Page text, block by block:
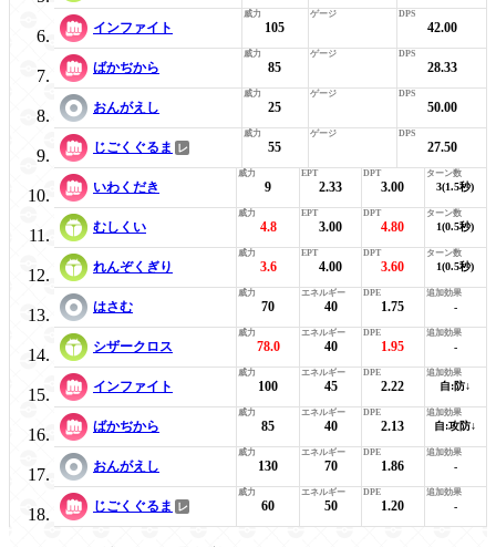
インファイト 105 42.00
ばかぢから 85 28.33
おんがえし 25 50.00
じごくぐるま 55 27.50
いわくだき 9 2.33 3.00 3(1.5秒)
むしくい 4.8 3.00 4.80 1(0.5秒)
れんぞくぎり 3.6 4.00 3.60 1(0.5秒)
はさむ 70 40 1.75 -
シザークロス 78.0 40 1.95 -
インファイト 100 45 2.22 自:防↓
ばかぢから 85 40 2.13 自:攻防↓
おんがえし 130 70 1.86 -
じごくぐるま 60 50 1.20 -